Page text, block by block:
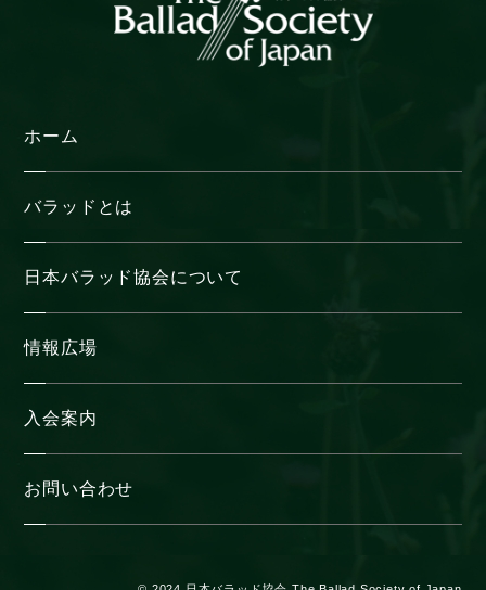
ホーム
バラッドとは
日本バラッド協会について
情報広場
入会案内
お問い合わせ